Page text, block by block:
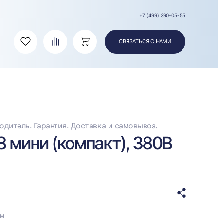
+7 (499) 390-05-55
Избранное СравнениеКорзина СВЯЗАТЬСЯ С НАМИ
Гарантия. Доставка и самовывоз.
мини (компакт), 380В